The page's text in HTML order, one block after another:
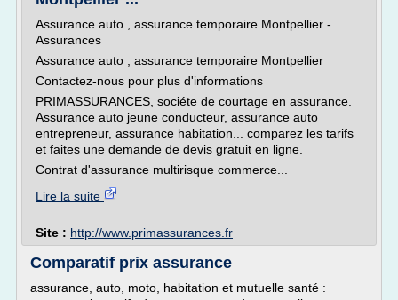
Assurance auto , assurance temporaire Montpellier -
Assurances
Assurance auto , assurance temporaire Montpellier
Contactez-nous pour plus d'informations
PRIMASSURANCES, sociéte de courtage en assurance.
Assurance auto jeune conducteur, assurance auto
entrepreneur, assurance habitation... comparez les tarifs
et faites une demande de devis gratuit en ligne.
Contrat d'assurance multirisque commerce...
Lire la suite
Site : http://www.primassurances.fr
Comparatif prix assurance
assurance, auto, moto, habitation et mutuelle santé :